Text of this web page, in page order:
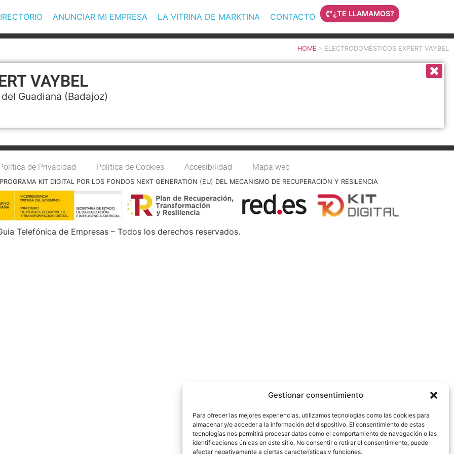
Gestionar consentimiento
Para ofrecer las mejores experiencias, utilizamos tecnologías como las cookies para
almacenar y/o acceder a la información del dispositivo. El consentimiento de estas
tecnologías nos permitirá procesar datos como el comportamiento de navegación o las
identificaciones únicas en este sitio. No consentir o retirar el consentimiento, puede
afectar negativamente a ciertas características y funciones.
ANUNCIAR MI EMPRESA LA VITRINA DE MARKTINA CONTACTO ¿TE LLAMAMOS?
HOME » ELECTRODOMÉSTICOS EXPERT VAYBEL
VAYBEL
Guadiana (Badajoz)
de Privacidad Política de Cookies Accesibilidad Mapa web
KIT DIGITAL POR LOS FONDOS NEXT GENERATION (EU) DEL MECANISMO DE RECUPERACIÓN Y RESILENCIA
Telefónica de Empresas – Todos los derechos reservados.